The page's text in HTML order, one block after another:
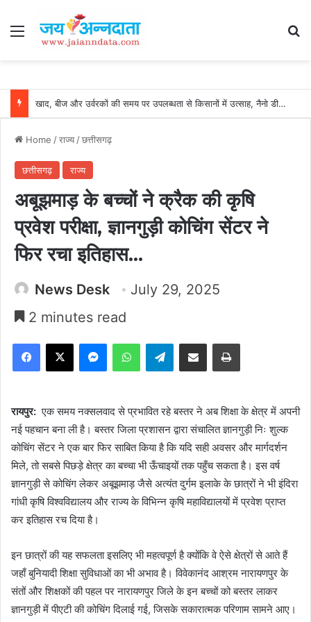
Menu
खाद, बीज और उर्वरकों की समय पर उपलब्धता से किसानों में उत्साह, नैनो डीएपी और नैनो यूरिया बने किसानों के भरोसेमंद कृषि साथी…..
Home /राज्य/छत्तीसगढ़
छत्तीसगढ़ राज्य
अबूझमाड़ के बच्चों ने क्रैक की कृषि
प्रवेश परीक्षा, ज्ञानगुड़ी कोचिंग सेंटर ने
फिर रचा इतिहास…
News Desk
July 29, 2025
2 minutes read
Facebook
X MessengerWhatsAppTelegramShare via Email Print
रायपुर:एक समय नक्सलवाद से प्रभावित रहे बस्तर ने अब शिक्षा के क्षेत्र में अपनी
नई पहचान बना ली है। बस्तर जिला प्रशासन द्वारा संचालित ज्ञानगुड़ी निः शुल्क
कोचिंग सेंटर ने एक बार फिर साबित किया है कि यदि सही अवसर और मार्गदर्शन
मिले, तो सबसे पिछड़े क्षेत्र का बच्चा भी ऊँचाइयों तक पहुँच सकता है। इस वर्ष
ज्ञानगुड़ी से कोचिंग लेकर अबूझमाड़ जैसे अत्यंत दुर्गम इलाके के छात्रों ने भी इंदिरा
गांधी कृषि विश्वविद्यालय और राज्य के विभिन्न कृषि महाविद्यालयों में प्रवेश प्राप्त
कर इतिहास रच दिया है।
इन छात्रों की यह सफलता इसलिए भी महत्वपूर्ण है क्योंकि वे ऐसे क्षेत्रों से आते हैं
जहाँ बुनियादी शिक्षा सुविधाओं का भी अभाव है। विवेकानंद आश्रम नारायणपुर के
संतों और शिक्षकों की पहल पर नारायणपुर जिले के इन बच्चों को बस्तर लाकर
ज्ञानगुड़ी में पीएटी की कोचिंग दिलाई गई, जिसके सकारात्मक परिणाम सामने आए।